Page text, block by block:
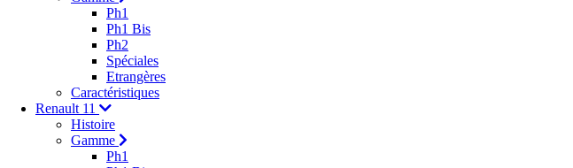
Ph1
Ph1 Bis
Ph2
Spéciales
Etrangères
Caractéristiques
Renault 11
Histoire
Gamme
Ph1